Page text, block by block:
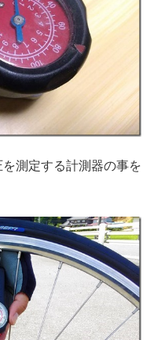
測定する計測器の事を